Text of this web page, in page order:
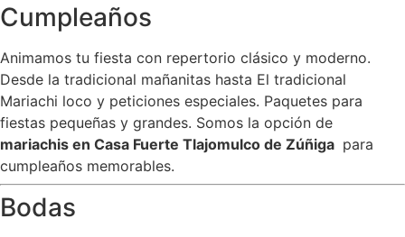
Cumpleaños
Animamos tu fiesta con repertorio clásico y moderno.
Desde la tradicional mañanitas hasta El tradicional
Mariachi loco y peticiones especiales. Paquetes para
fiestas pequeñas y grandes. Somos la opción de
mariachis en Casa Fuerte Tlajomulco de Zúñiga para
cumpleaños memorables.
Bodas